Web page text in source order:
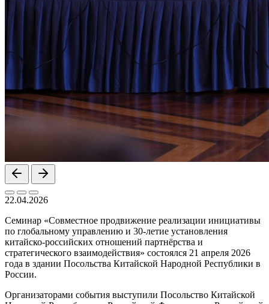
22.04.2026
Семинар «Совместное продвижение реализации инициативы
по глобальному управлению и 30-летие установления
китайско-российских отношений партнёрства и
стратегического взаимодействия» состоялся 21 апреля 2026
года в здании Посольства Китайской Народной Республики в
России.
Организаторами события выступили Посольство Китайской